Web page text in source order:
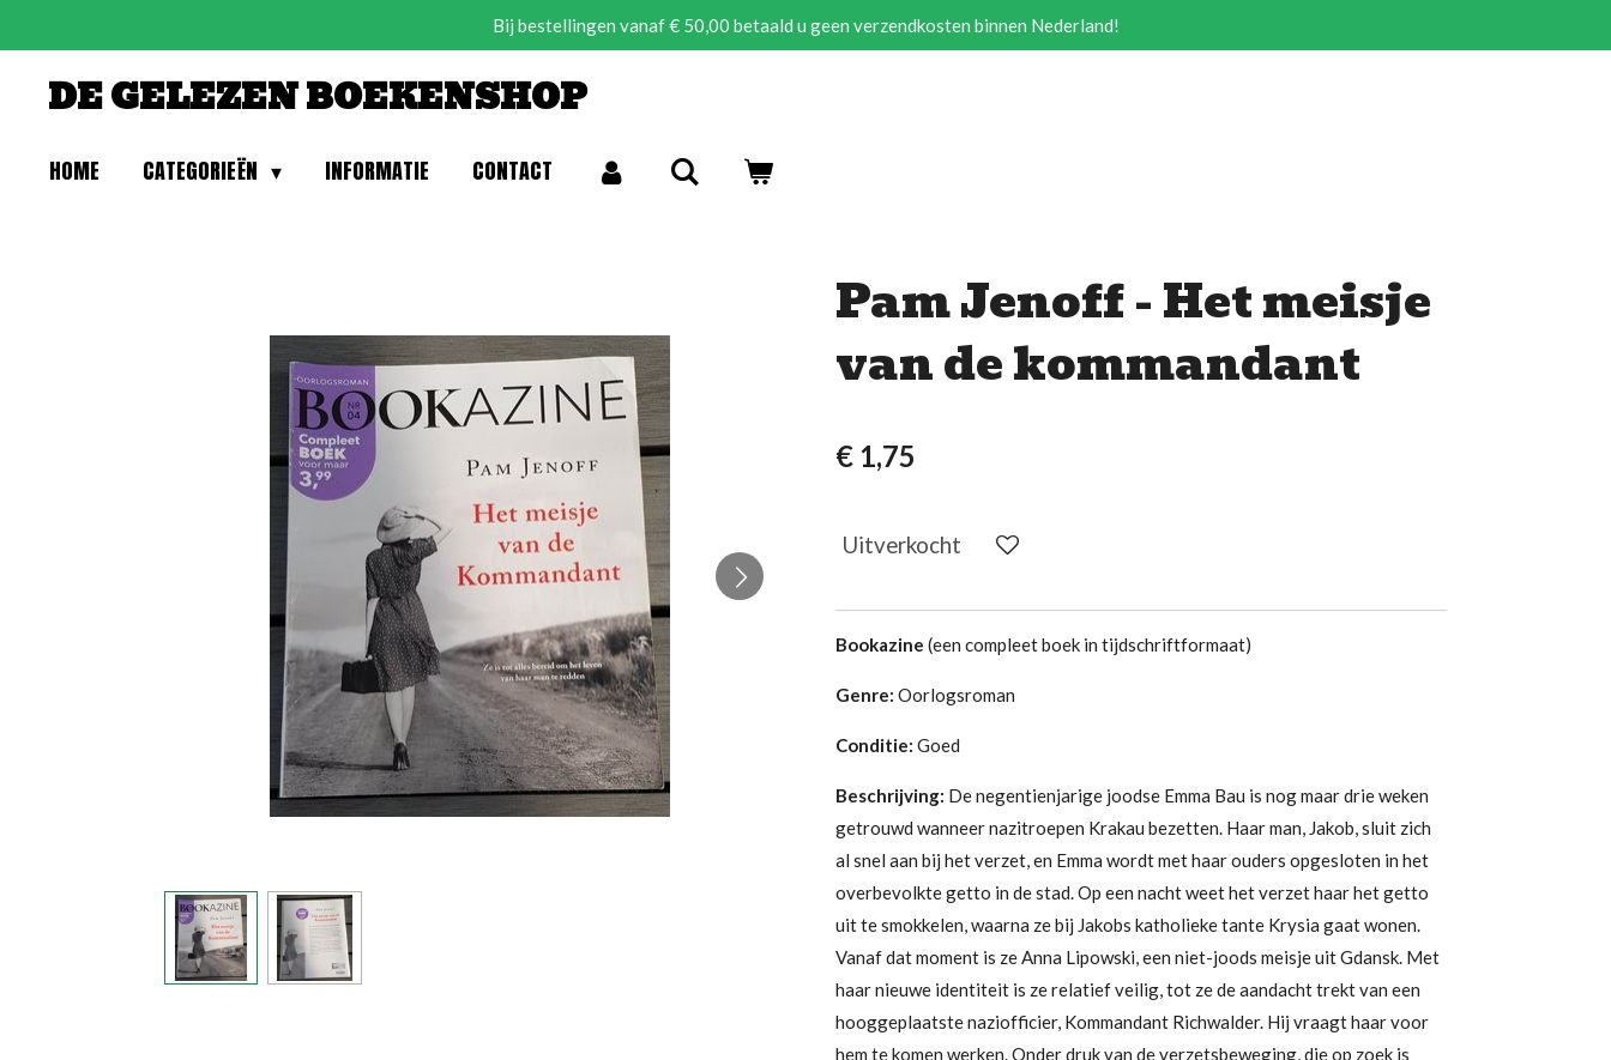
Bij bestellingen vanaf € 50,00 betaald u geen verzendkosten binnen Nederland!
DE GELEZEN BOEKENSHOP
HOME CATEGORIEËN INFORMATIE CONTACT
Pam Jenoff - Het meisje
van de kommandant
€ 1,75
Uitverkocht
Bookazine (een compleet boek in tijdschriftformaat)
Genre: Oorlogsroman
Conditie: Goed
Beschrijving: De negentienjarige joodse Emma Bau is nog maar drie weken
getrouwd wanneer nazitroepen Krakau bezetten. Haar man, Jakob, sluit zich
al snel aan bij het verzet, en Emma wordt met haar ouders opgesloten in het
overbevolkte getto in de stad. Op een nacht weet het verzet haar het getto
uit te smokkelen, waarna ze bij Jakobs katholieke tante Krysia gaat wonen.
Vanaf dat moment is ze Anna Lipowski, een niet-joods meisje uit Gdansk. Met
haar nieuwe identiteit is ze relatief veilig, tot ze de aandacht trekt van een
hooggeplaatste naziofficier, Kommandant Richwalder. Hij vraagt haar voor
hem te komen werken. Onder druk van de verzetsbeweging, die op zoek is